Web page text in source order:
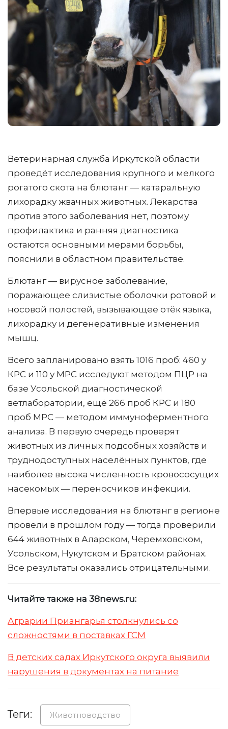
Ветеринарная служба Иркутской области
проведёт исследования крупного и мелкого
рогатого скота на блютанг — катаральную
лихорадку жвачных животных. Лекарства
против этого заболевания нет, поэтому
профилактика и ранняя диагностика
остаются основными мерами борьбы,
пояснили в областном правительстве.
Блютанг — вирусное заболевание,
поражающее слизистые оболочки ротовой и
носовой полостей, вызывающее отёк языка,
лихорадку и дегенеративные изменения
мышц.
Всего запланировано взять 1016 проб: 460 у
КРС и 110 у МРС исследуют методом ПЦР на
базе Усольской диагностической
ветлаборатории, ещё 266 проб КРС и 180
проб МРС — методом иммуноферментного
анализа. В первую очередь проверят
животных из личных подсобных хозяйств и
труднодоступных населённых пунктов, где
наиболее высока численность кровососущих
насекомых — переносчиков инфекции.
Впервые исследования на блютанг в регионе
провели в прошлом году — тогда проверили
644 животных в Аларском, Черемховском,
Усольском, Нукутском и Братском районах.
Все результаты оказались отрицательными.
Читайте также на 38news.ru:
Аграрии Приангарья столкнулись со
сложностями в поставках ГСМ
В детских садах Иркутского округа выявили
нарушения в документах на питание
Теги: Животноводство